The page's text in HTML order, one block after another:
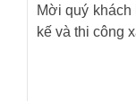
Mời quý khách
kế và thi công